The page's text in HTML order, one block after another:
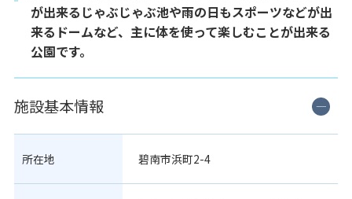
が出来るじゃぶじゃぶ池や雨の日もスポーツなどが出
来るドームなど、主に体を使って楽しむことが出来る
公園です。
施設基本情報
所在地 碧南市浜町2-4